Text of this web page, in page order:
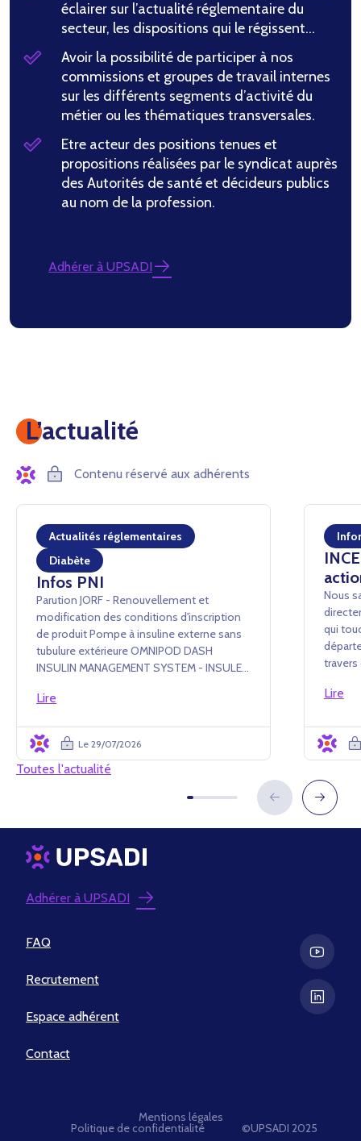
éclairer sur l’actualité réglementaire du
secteur, les dispositions qui le régissent…
Avoir la possibilité de participer à nos
commissions et groupes de travail internes
sur les différents segments d’activité du
métier ou les thématiques transversales.
Etre acteur des positions tenues et
propositions réalisées par le syndicat auprès
des Autorités de santé et décideurs publics
au nom de la profession.
Adhérer à UPSADI
L’actualité
Contenu réservé aux adhérents
Actualités réglementaires
Diabète
Infos PNI
Parution JORF - Renouvellement et
modification des conditions d'inscription
de produit Pompe à insuline externe sans
tubulure extérieure OMNIPOD DASH
INSULIN MANAGEMENT SYSTEM - INSULET
renouvellement d'inscription et
Lire
Le 29/07/2026
Nous
qui
Lire
Toutes l'actualité
Adhérer à UPSADI
FAQ
Recrutement
Espace adhérent
Contact
Mentions légales
Politique de confidentialité ©UPSADI 2025